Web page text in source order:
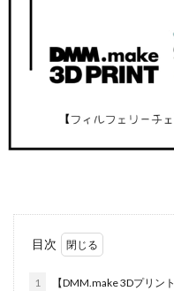
目次
1
【DMM.make 3Dプリン